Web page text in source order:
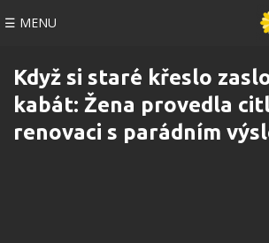
☰ MENU
Když si staré křeslo
kabát: Žena provedla
renovaci s parádním